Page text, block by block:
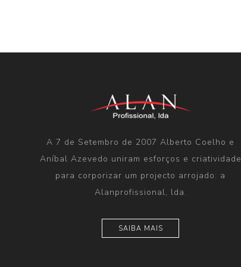
A 7 de Setembro de 2007 Alberto Coelho e
Aníbal Azevedo uniram esforços e criatividade
para corporizar um projecto arrojado: a
Alanprofissional, lda.
SAIBA MAIS